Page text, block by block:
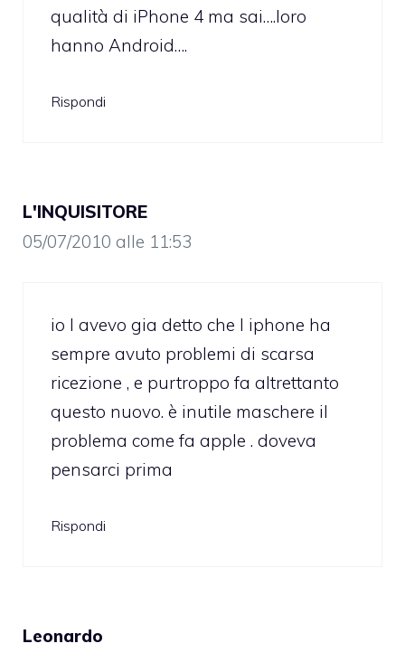
qualità di iPhone 4 ma sai….loro
hanno Android….
Rispondi
L'INQUISITORE
05/07/2010 alle 11:53
io l avevo gia detto che l iphone ha
sempre avuto problemi di scarsa
ricezione , e purtroppo fa altrettanto
questo nuovo. è inutile maschere il
problema come fa apple . doveva
pensarci prima
Rispondi
Leonardo